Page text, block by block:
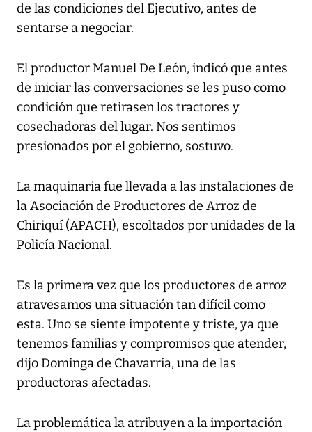
de las condiciones del Ejecutivo, antes de
sentarse a negociar.
El productor Manuel De León, indicó que antes
de iniciar las conversaciones se les puso como
condición que retirasen los tractores y
cosechadoras del lugar. Nos sentimos
presionados por el gobierno, sostuvo.
La maquinaria fue llevada a las instalaciones de
la Asociación de Productores de Arroz de
Chiriquí (APACH), escoltados por unidades de la
Policía Nacional.
Es la primera vez que los productores de arroz
atravesamos una situación tan difícil como
esta. Uno se siente impotente y triste, ya que
tenemos familias y compromisos que atender,
dijo Dominga de Chavarría, una de las
productoras afectadas.
La problemática la atribuyen a la importación